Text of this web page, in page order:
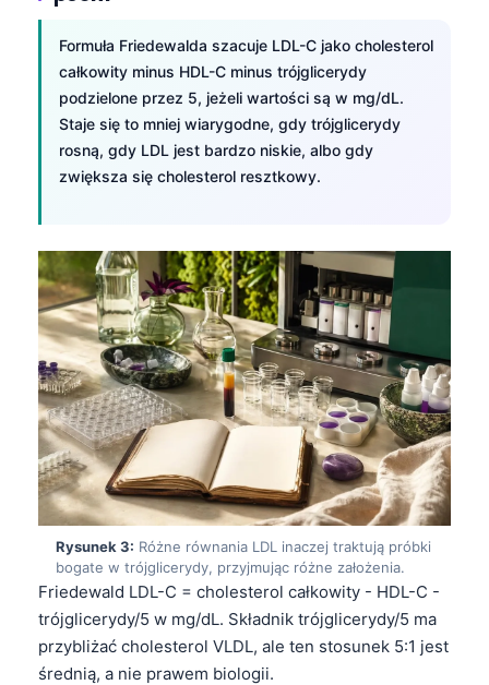
Formuła Friedewalda szacuje LDL-C jako cholesterol
całkowity minus HDL-C minus trójglicerydy
podzielone przez 5, jeżeli wartości są w mg/dL.
Staje się to mniej wiarygodne, gdy trójglicerydy
rosną, gdy LDL jest bardzo niskie, albo gdy
zwiększa się cholesterol resztkowy.
Rysunek 3: Różne równania LDL inaczej traktują próbki
bogate w trójglicerydy, przyjmując różne założenia.
Friedewald LDL-C = cholesterol całkowity - HDL-C -
trójglicerydy/5 w mg/dL. Składnik trójglicerydy/5 ma
przybliżać cholesterol VLDL, ale ten stosunek 5:1 jest
średnią, a nie prawem biologii.